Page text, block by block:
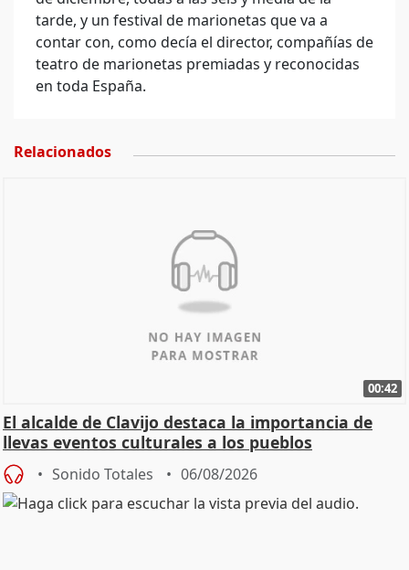
tarde, y un festival de marionetas que va a
contar con, como decía el director, compañías de
teatro de marionetas premiadas y reconocidas
en toda España.
Relacionados
00:42
El alcalde de Clavijo destaca la importancia de
llevas eventos culturales a los pueblos
Sonido Totales 06/08/2026